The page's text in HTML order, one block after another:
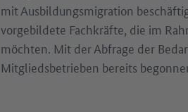
mit Ausbildungsmigration
vorgebildete Fachkräfte, die im
möchten. Mit der Abfrage der
Mitgliedsbetrieben bereits